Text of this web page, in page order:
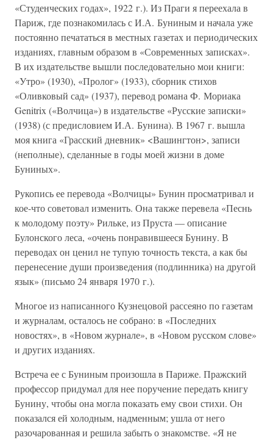
«Студенческих годах», 1922 г.). Из Праги я переехала в
Париж, где познакомилась с И.А. Буниным и начала уже
постоянно печататься в местных газетах и периодических
изданиях, главным образом в «Современных записках».
В их издательстве вышли последовательно мои книги:
«Утро» (1930), «Пролог» (1933), сборник стихов
«Оливковый сад» (1937), перевод романа Ф. Мориака
Genitrix («Волчица») в издательстве «Русские записки»
(1938) (с предисловием И.А. Бунина). В 1967 г. вышла
моя книга «Грасский дневник» <Вашингтон>, записи
(неполные), сделанные в годы моей жизни в доме
Буниных».
Рукопись ее перевода «Волчицы» Бунин просматривал и
кое-что советовал изменить. Она также перевела «Песнь
к молодому поэту» Рильке, из Пруста — описание
Булонского леса, «очень понравившееся Бунину. В
переводах он ценил не тупую точность текста, а как бы
перенесение души произведения (подлинника) на другой
язык» (письмо 24 января 1970 г.).
Многое из написанного Кузнецовой рассеяно по газетам
и журналам, осталось не собрано: в «Последних
новостях», в «Новом журнале», в «Новом русском слове»
и других изданиях.
Встреча ее с Буниным произошла в Париже. Пражский
профессор придумал для нее поручение передать книгу
Бунину, чтобы она могла показать ему свои стихи. Он
показался ей холодным, надменным; ушла от него
разочарованная и решила забыть о знакомстве. «Я не